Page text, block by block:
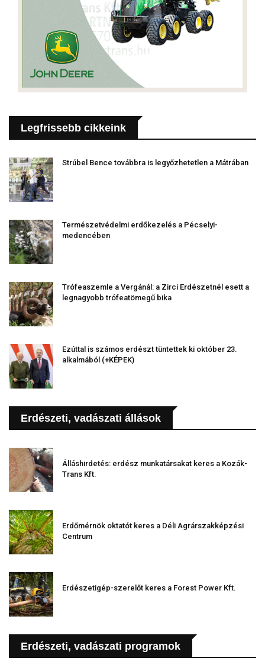
Legfrissebb cikkeink
Strúbel Bence továbbra is legyőzhetetlen a Mátrában
Természetvédelmi erdőkezelés a Pécselyi-
medencében
Trófeaszemle a Vergánál: a Zirci Erdészetnél esett a
legnagyobb trófeatömegű bika
Ezúttal is számos erdészt tüntettek ki október 23.
alkalmából (+KÉPEK)
Erdészeti, vadászati állások
Álláshirdetés: erdész munkatársakat keres a Kozák-
Trans Kft.
Erdőmérnök oktatót keres a Déli Agrárszakképzési
Centrum
Erdészetigép-szerelőt keres a Forest Power Kft.
Erdészeti, vadászati programok